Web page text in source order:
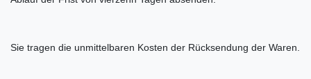
Sie tragen die unmittelbaren Kosten der Rücksendung der Waren.